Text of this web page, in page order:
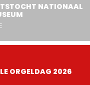
NATIONAAL
ORGELDAG 2026